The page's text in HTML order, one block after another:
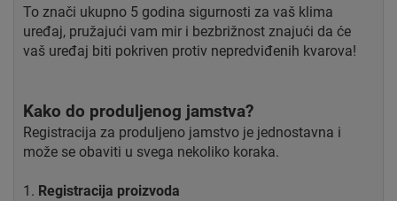
To znači ukupno 5 godina sigurnosti za vaš klima
uređaj, pružajući vam mir i bezbrižnost znajući da će
vaš uređaj biti pokriven protiv nepredviđenih kvarova!
Kako do produljenog jamstva?
Registracija za produljeno jamstvo je jednostavna i
može se obaviti u svega nekoliko koraka.
1. Registracija proizvoda